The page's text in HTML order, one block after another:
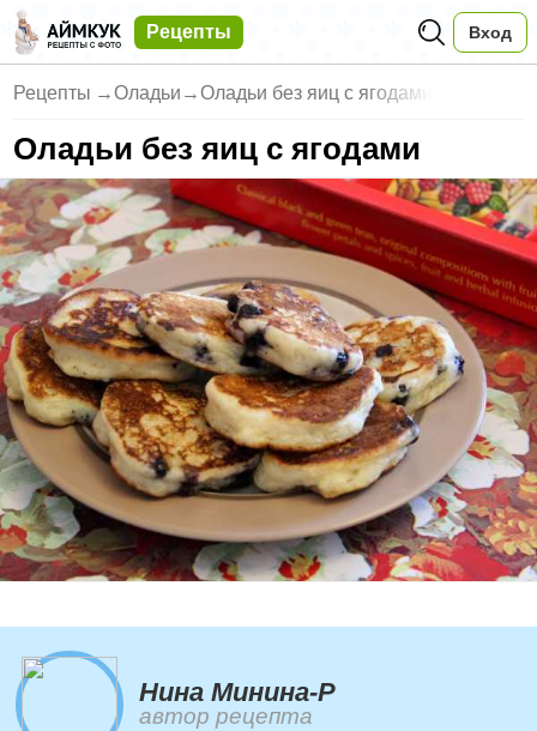
Рецепты Вход
Рецепты →Оладьи →Оладьи без яиц с ягодами
Оладьи без яиц с ягодами
Нина Минина-Р
автор рецепта